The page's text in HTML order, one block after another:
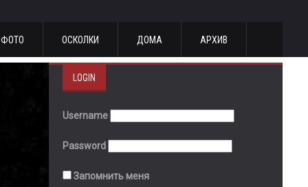
ФОТО ОСКОЛКИ ДОМА АРХИВ
LOGIN
Username
Password
Запомнить меня